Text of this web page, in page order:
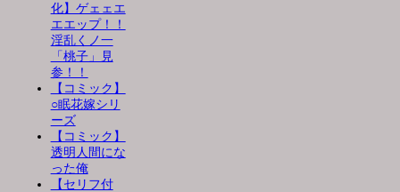
化】ゲェェエ
エエップ！！
淫乱くノ一
「桃子」見
参！！
【コミック】
○眠花嫁シリ
ーズ
【コミック】
透明人間にな
った俺
【セリフ付